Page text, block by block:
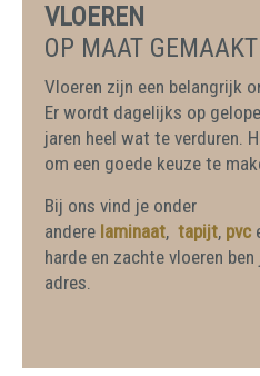
VLOEREN
OP MAAT GEMAAKT
Vloeren zijn een belangrijk
Er wordt dagelijks op
jaren heel wat te verduren.
om een goede keuze te
Bij ons vind je onder
andere laminaat, tapijt, pvc
harde en zachte vloeren
adres.